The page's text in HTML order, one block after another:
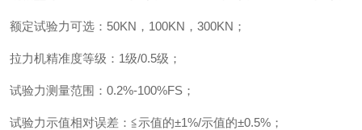
额定试验力可选 ： 50KN ， 100KN ， 300KN ；
拉力机精准度等级 ： 1级/0.5级 ；
试验力测量范围 ： 0.2%-100%FS ；
试验力示值相对误差 ： ≦示值的±1%/示值的±0.5% ；